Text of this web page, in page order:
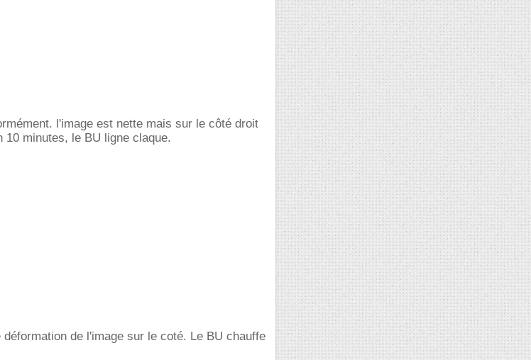
l'image est nette mais sur le côté droit
minutes, le BU ligne claque.
de l'image sur le coté. Le BU chauffe